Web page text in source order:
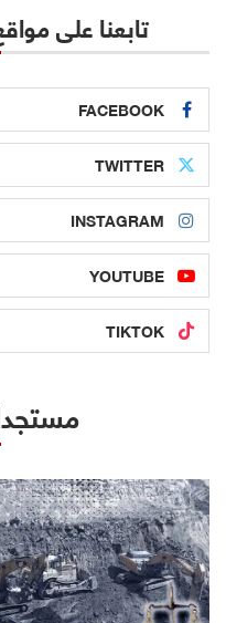
تابعنا على
FACEBOOK
TWITTER
INSTAGRAM
YOUTUBE
TIKTOK